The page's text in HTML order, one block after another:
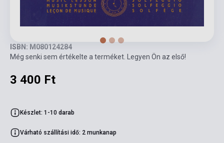
ISBN: M080124284
Még senki sem értékelte a terméket. Legyen Ön az első!
3 400 Ft
Készlet: 1-10 darab
Várható szállítási idő: 2 munkanap